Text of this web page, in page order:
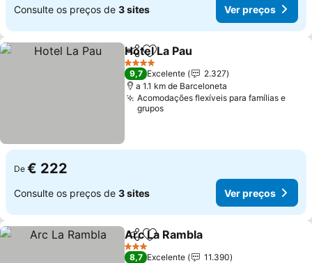
Consulte os preços de 3 sites Ver preços
PartilharAdicionar aos favoritos
Hotel La Pau
4 Estrelas
9,7 Excelente
2.327
a 1.1 km de Barceloneta
Acomodações flexíveis para famílias e
grupos
De € 222
Consulte os preços de 3 sites Ver preços
PartilharAdicionar aos favoritos
Arc La Rambla
3 Estrelas
8,7 Excelente
11.390